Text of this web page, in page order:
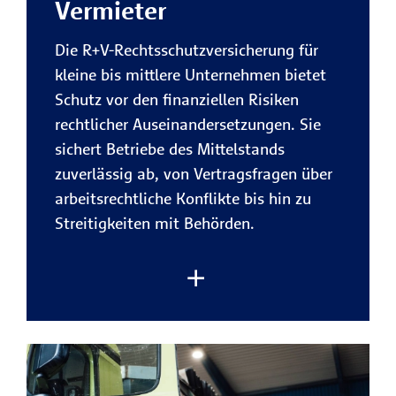
Sicherheit im Team.
Zur Rechtsschutzversicherung
für Firmenkunden
Jetzt beraten lassen
Umfassender Schutz für Ihren
Rechtliche Risiken rund um Ihre
gewerblich und privat genutzten
Fahrzeuge sind bestens abgesichert
– von Unfällen bis
Vertragsstreitigkeiten.
Finanzielle Entlastung bei
Rechtskonflikten
Gebühren eines Rechtsstreits, damit
Schutz für Fahrer und Insassen
Vermieter
Die R+V-Rechtsschutzversicherung für
kleine bis mittlere Unternehmen bietet
Schutz vor den finanziellen Risiken
rechtlicher Auseinandersetzungen. Sie
sichert Betriebe des Mittelstands
zuverlässig ab, von Vertragsfragen über
arbeitsrechtliche Konflikte bis hin zu
Streitigkeiten mit Behörden.
Im unternehmerischen Alltag entstehen